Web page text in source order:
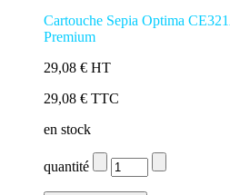
Cartouche Sepia Optima
Premium
29,08 € HT
29,08 € TTC
en stock
quantité